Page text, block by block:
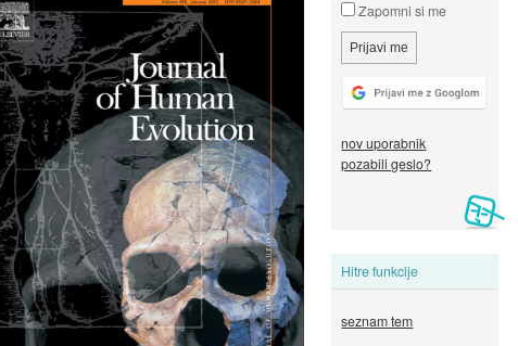
Zapomni si me
nov uporabnik
pozabili geslo?
Hitre funkcije
seznam tem